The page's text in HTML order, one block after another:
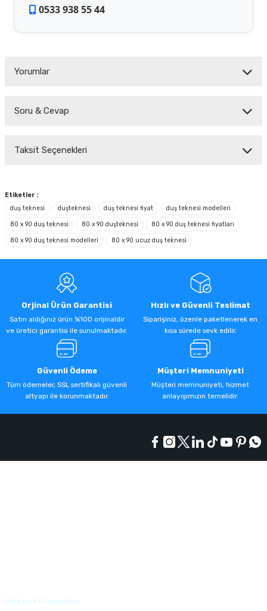
0533 938 55 44
Yorumlar
Soru & Cevap
Taksit Seçenekleri
Etiketler :
duş teknesi
duşteknesi duş teknesi fiyat duş teknesi modelleri
80 x 90 duş teknesi 80 x 90 duşteknesi 80 x 90 duş teknesi fiyatları
80 x 90 duş teknesi modelleri 80 x 90 ucuz duş teknesi
Orjinal Ürün Garantisi
Satın aldığınız ürün %100 orijinaldir
ve üretici garantisi ile sunulmaktadır.
Hızlı ve Güvenli Teslimat
Siparişiniz, özenle paketlenerek en
kısa sürede sevk edilir.
Güvenli Ödeme
Tüm ödemeler, SSL sertifikalı güvenli
altyapı ile korunmaktadır.
Müşteri Memnuniyeti
Müşteri memnuniyeti, hizmet
anlayışımızın temelidir.